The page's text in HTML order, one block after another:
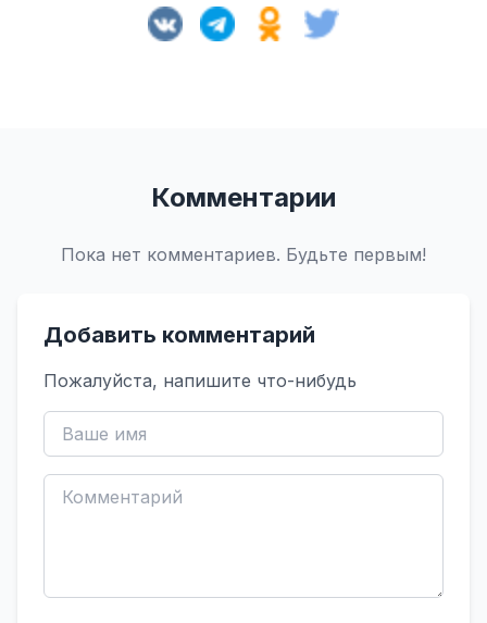
Комментарии
Пока нет комментариев. Будьте первым!
Добавить комментарий
Пожалуйста, напишите что-нибудь